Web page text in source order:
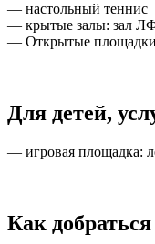
— настольный теннис
— крытые залы: зал
— Открытые площадки
Для детей,
— игровая площадка:
Как добраться